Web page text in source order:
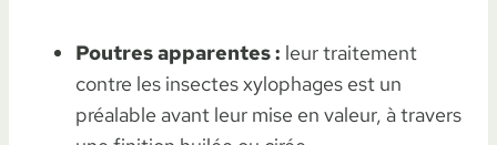
Poutres apparentes : leur traitement
contre les insectes xylophages est un
préalable avant leur mise en valeur, à travers